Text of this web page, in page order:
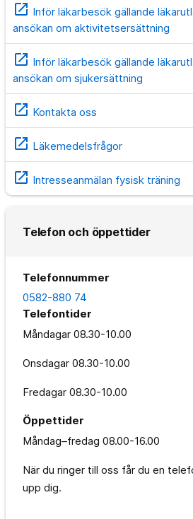
open_in_new Inför läkarbesök gällande
ansökan om aktivitetsersättning
open_in_new Inför läkarbesök gällande
ansökan om sjukersättning
open_in_new Kontakta oss
open_in_new Läkemedelsfrågor
open_in_new Intresseanmälan fysisk träning
Telefon och öppettider
Telefonnummer
0582-880 74
Telefontider
Måndagar 08.30-10.00
Onsdagar 08.30-10.00
Fredagar 08.30-10.00
Öppettider
Måndag–fredag 08.00-16.00
När du ringer till oss får du en
upp dig.